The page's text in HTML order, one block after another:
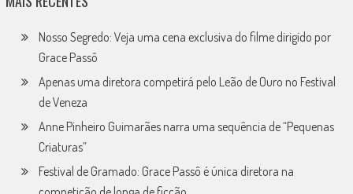
Nosso Segredo: Veja uma cena exclusiva do filme dirigido por
Grace Passô
Apenas uma diretora competirá pelo Leão de Ouro no Festival
de Veneza
Anne Pinheiro Guimarães narra uma sequência de “Pequenas
Criaturas”
Festival de Gramado: Grace Passô é única diretora na